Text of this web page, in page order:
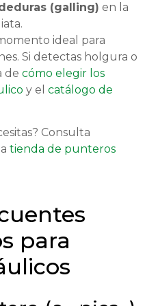
(galling) en la
ideal para
Si detectas holgura o
de cómo elegir los
y el catálogo de
Consulta
tienda de punteros
para